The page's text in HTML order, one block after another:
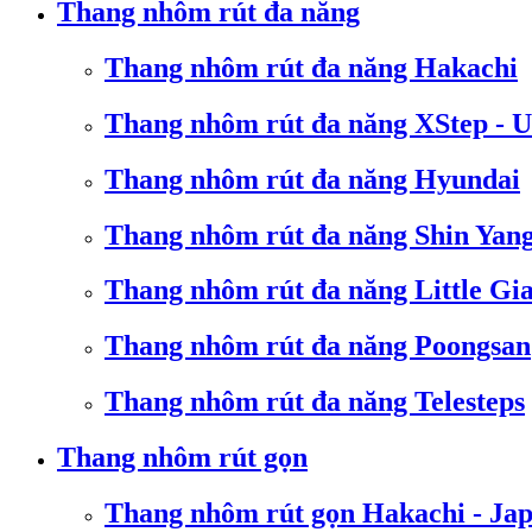
Thang nhôm rút đa năng
Thang nhôm rút đa năng Hakachi
Thang nhôm rút đa năng XStep -
Thang nhôm rút đa năng Hyundai
Thang nhôm rút đa năng Shin
Thang nhôm rút đa năng Little
Thang nhôm rút đa năng Poongsan
Thang nhôm rút đa năng Telesteps
Thang nhôm rút gọn
Thang nhôm rút gọn Hakachi -